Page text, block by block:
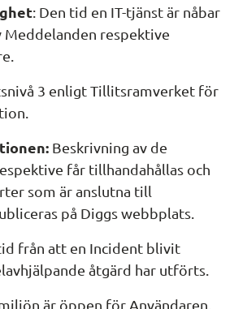
: Den tid en IT-tjänst är nåbar
respektive
3 enligt Tillitsramverket för
Beskrivning av de
får tillhandahållas och
som är anslutna till
på Diggs webbplats.
från att en Incident blivit
åtgärd har utförts.
är öppen för Användaren,